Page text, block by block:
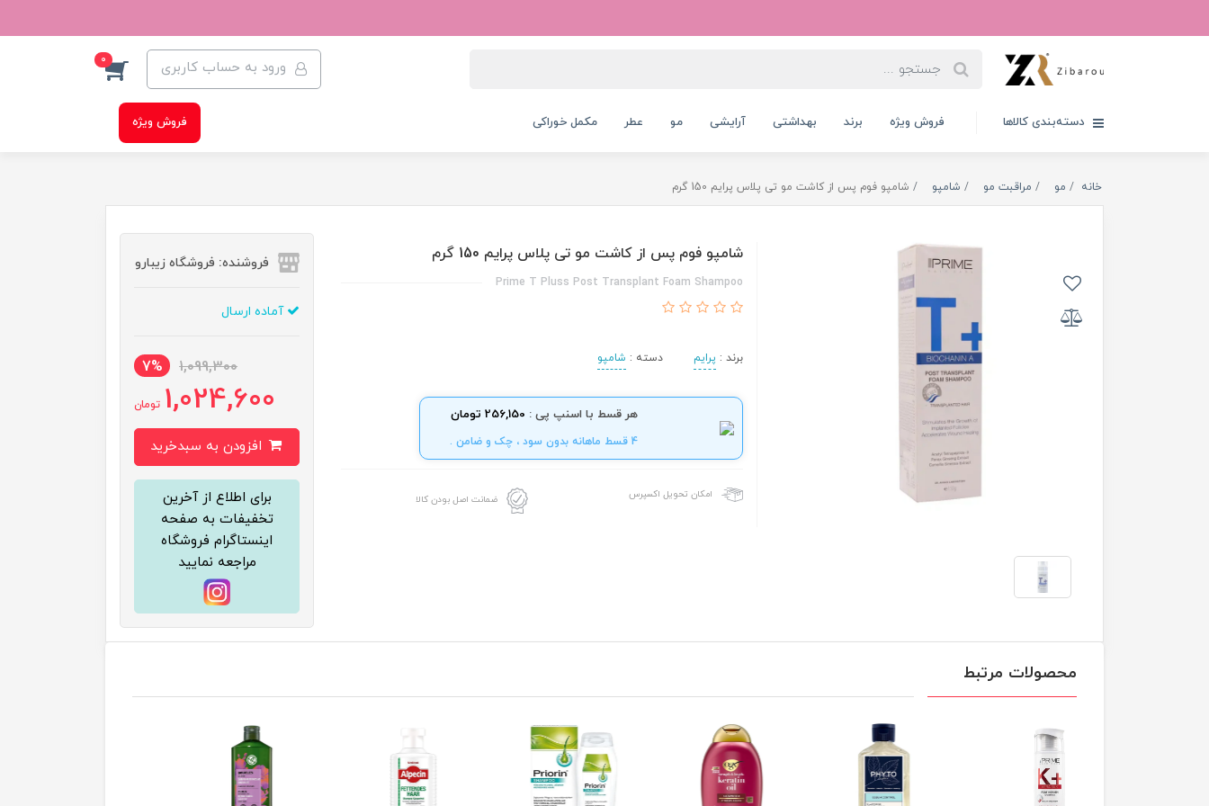
ورود به حساب کاربری 0
دسته‌بندی کالاها فروش ویژه برند بهداشتی آرایشی مو عطر مکمل خوراکی فروش ویژه
خانه مو مراقبت مو شامپو شامپو فوم پس از کاشت مو تی پلاس پرایم 150 گرم
شامپو فوم پس از کاشت مو تی پلاس پرایم 150 گرم
Prime T Pluss Post Transplant Foam Shampoo
برند : پرایم دسته : شامپو
هر قسط با اسنپ پی : 256,150 تومان
4 قسط ماهانه بدون سود ، چک و ضامن .
امکان تحویل اکسپرس ضمانت اصل بودن کالا
فروشنده: فروشگاه زیبارو
آماده ارسال
1,099,300
7%
1,024,600 تومان
برای اطلاع از آخرین
تخفیفات به صفحه
اینستاگرام فروشگاه
مراجعه نمایید
محصولات مرتبط